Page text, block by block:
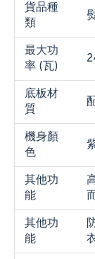
貨品種
類
最大功
率 (瓦)
底板材
質
機身顏
色
其他功
能
其他功
能